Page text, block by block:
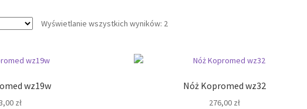
Wyświetlanie wszystkich wyników: 2
wz19w
zł
Nóż Kopromed wz32
276,00 zł